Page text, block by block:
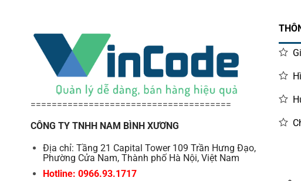
======================================
CÔNG TY TNHH NAM BÌNH XƯƠNG
Địa chỉ: Tầng 21 Capital Tower 109 Trần Hưng Đạo,
Phường Cửa Nam, Thành phố Hà Nội, Việt Nam
Hotline: 0966.93.1717